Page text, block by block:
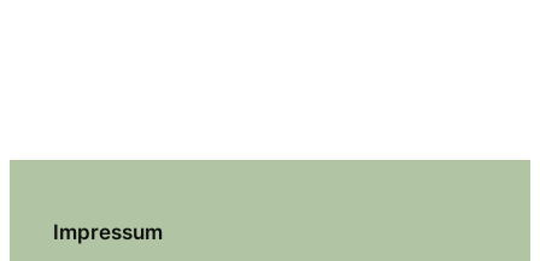
Impressum